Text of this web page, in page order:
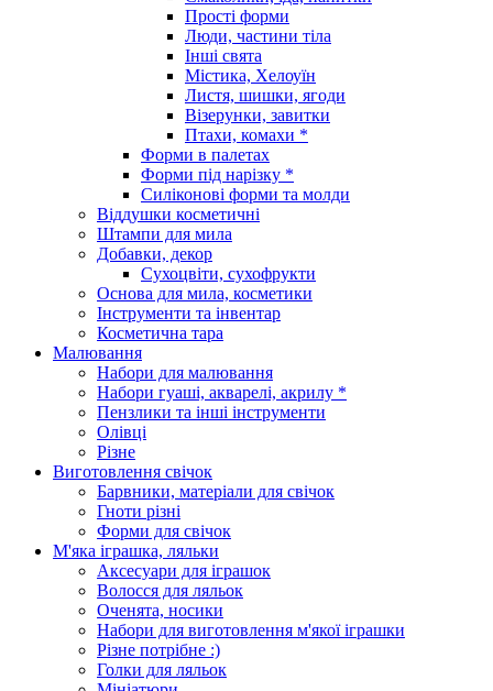
Прості форми
Люди, частини тіла
Інші свята
Містика, Хелоуїн
Листя, шишки, ягоди
Візерунки, завитки
Птахи, комахи *
Форми в палетах
Форми під нарізку *
Силіконові форми та молди
Віддушки косметичні
Штампи для мила
Добавки, декор
Сухоцвіти, сухофрукти
Основа для мила, косметики
Інструменти та інвентар
Косметична тара
Малювання
Набори для малювання
Набори гуаші, акварелі, акрилу *
Пензлики та інші інструменти
Олівці
Різне
Виготовлення свічок
Барвники, матеріали для свічок
Гноти різні
Форми для свічок
М'яка іграшка, ляльки
Аксесуари для іграшок
Волосся для ляльок
Оченята, носики
Набори для виготовлення м'якої іграшки
Різне потрібне :)
Голки для ляльок